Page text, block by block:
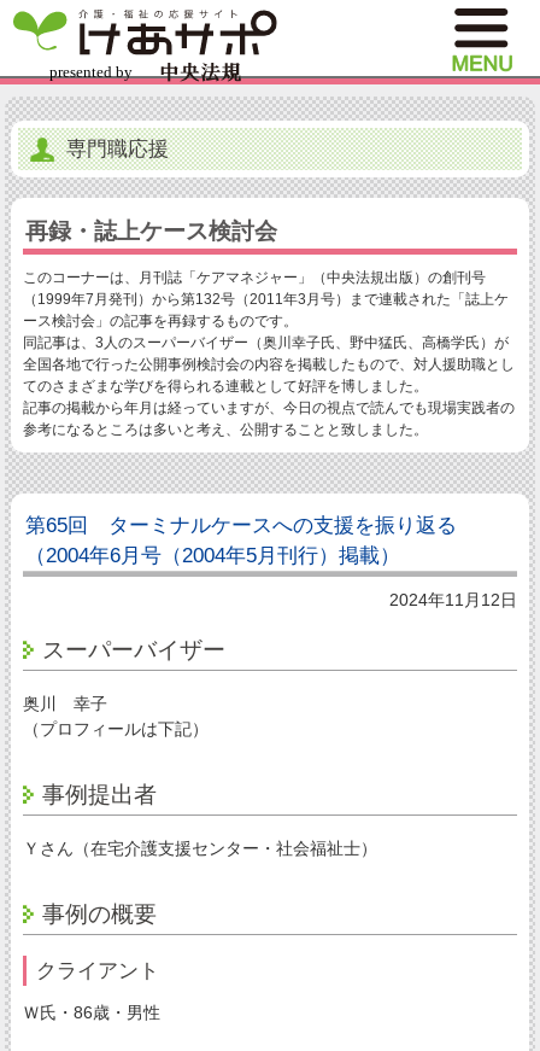
専門職応援
再録・誌上ケース検討会
このコーナーは、月刊誌「ケアマネジャー」（中央法規出版）の創刊号
（1999年7月発刊）から第132号（2011年3月号）まで連載された「誌上ケ
ース検討会」の記事を再録するものです。
同記事は、3人のスーパーバイザー（奥川幸子氏、野中猛氏、高橋学氏）が
全国各地で行った公開事例検討会の内容を掲載したもので、対人援助職とし
てのさまざまな学びを得られる連載として好評を博しました。
記事の掲載から年月は経っていますが、今日の視点で読んでも現場実践者の
参考になるところは多いと考え、公開することと致しました。
第65回 ターミナルケースへの支援を振り返る
（2004年6月号（2004年5月刊行）掲載）
2024年11月12日
スーパーバイザー
奥川 幸子
（プロフィールは下記）
事例提出者
Ｙさん（在宅介護支援センター・社会福祉士）
事例の概要
クライアント
Ｗ氏・86歳・男性